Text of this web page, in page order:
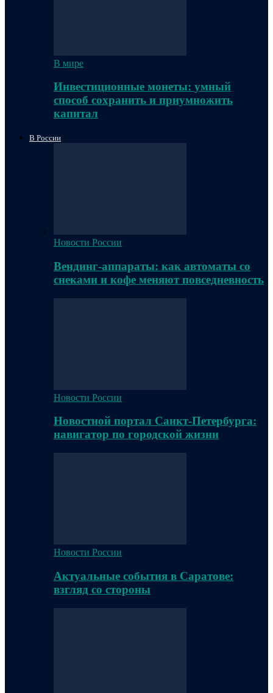
В мире
Инвестиционные монеты: умный
способ сохранить и приумножить
капитал
В России
Новости России
Вендинг-аппараты: как автоматы со
снеками и кофе меняют повседневность
Новости России
Новостной портал Санкт-Петербурга:
навигатор по городской жизни
Новости России
Актуальные события в Саратове:
взгляд со стороны